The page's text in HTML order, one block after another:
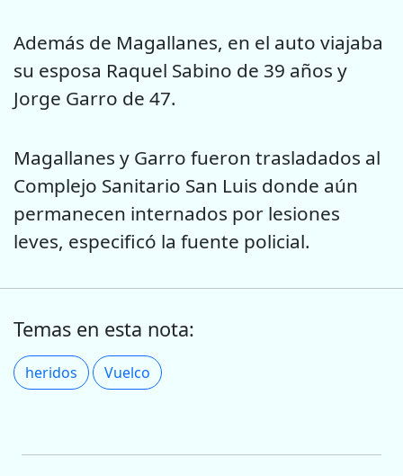
Además de Magallanes, en el auto viajaba
su esposa Raquel Sabino de 39 años y
Jorge Garro de 47.
Magallanes y Garro fueron trasladados al
Complejo Sanitario San Luis donde aún
permanecen internados por lesiones
leves, especificó la fuente policial.
Temas en esta nota:
heridos Vuelco